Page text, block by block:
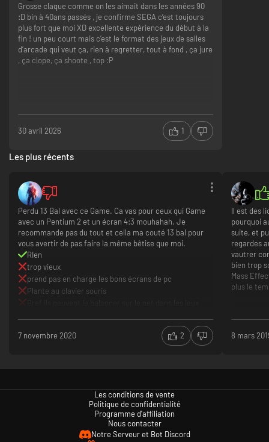
Grosse claque comme on les aimait dans les années 90
:D bin à 40ans passés , je confirme SEGA c’est toujours
plus fort que moi XD excellente expérience du début à la
fin ! un peu court mais c’est le format des jeux de salles
d’arcade qui veut ça, rien à regretter, tout à fond , ça jure
, ça clope, ça shoote , top :P
30 avril 2026 1
Les plus récents
Perdu 13 Bal avec ce Game. Ca vas pour ceux qui Game
avec un Pentium 2 et un écran 4:3 mouhahah. Je
recommande pas du tout et cella ma couté 13 bal pour
vous avertir de pas faire la même bêtise que moi.
RIen
trop vieux
prend pas en charge les bons écrans de pc
Plante au clavier souris
7 novembre 2020 2
Il est des
pourquoi
suite, et
regardes
vautrer
bien trop
Mass
plus le
ans sur
8 mars
Les conditions de vente
Politique de confidentialité
Programme d'affiliation
Nous contacter
Notre Serveur et Bot Discord